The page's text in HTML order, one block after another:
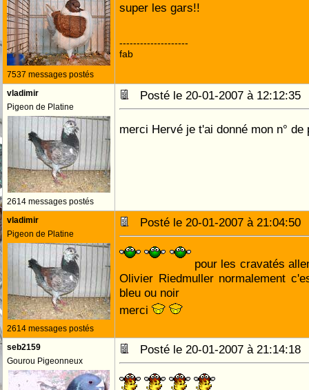
7537 messages postés
super les gars!!
--------------------
fab
vladimir
Pigeon de Platine
2614 messages postés
Posté le 20-01-2007 à
merci Hervé je t'ai donné mon n°
vladimir
Pigeon de Platine
2614 messages postés
Posté le 20-01-2007 à
pour les cravatés
Olivier Riedmuller normalement
bleu ou noir
merci
seb2159
Gourou Pigeonneux
Posté le 20-01-2007 à